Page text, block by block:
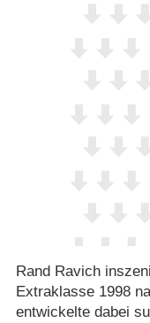
Rand Ravich
Extraklasse 1998
entwickelte dabei